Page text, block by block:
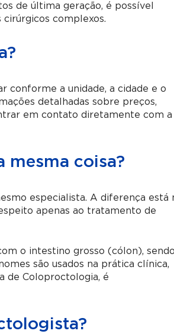
de última geração, é possível
complexos.
conforme a unidade, a cidade e o
detalhadas sobre preços,
em contato diretamente com a
mesma coisa?
especialista. A diferença está
apenas ao tratamento de
o intestino grosso (cólon),
são usados na prática clínica,
de Coloproctologia, é